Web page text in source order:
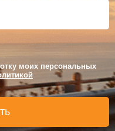
моих персональных